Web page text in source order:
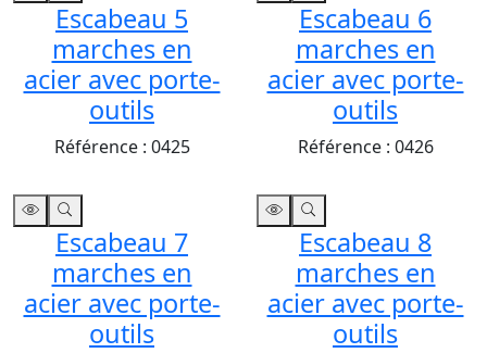
Escabeau 5
marches en
acier avec porte-
outils
Référence : 0425
Escabeau 6
marches en
acier avec porte-
outils
Référence : 0426
Escabeau 7
marches en
acier avec porte-
outils
Escabeau 8
marches en
acier avec porte-
outils